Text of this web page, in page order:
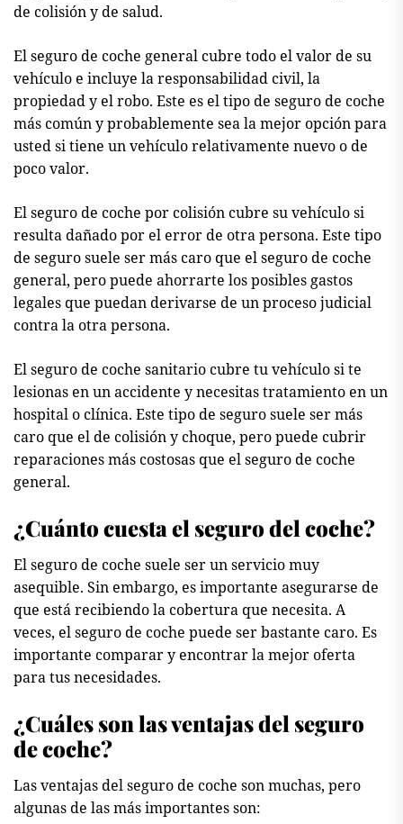
de colisión y de salud.
El seguro de coche general cubre todo el valor de su
vehículo e incluye la responsabilidad civil, la
propiedad y el robo. Este es el tipo de seguro de coche
más común y probablemente sea la mejor opción para
usted si tiene un vehículo relativamente nuevo o de
poco valor.
El seguro de coche por colisión cubre su vehículo si
resulta dañado por el error de otra persona. Este tipo
de seguro suele ser más caro que el seguro de coche
general, pero puede ahorrarte los posibles gastos
legales que puedan derivarse de un proceso judicial
contra la otra persona.
El seguro de coche sanitario cubre tu vehículo si te
lesionas en un accidente y necesitas tratamiento en un
hospital o clínica. Este tipo de seguro suele ser más
caro que el de colisión y choque, pero puede cubrir
reparaciones más costosas que el seguro de coche
general.
¿Cuánto cuesta el seguro del coche?
El seguro de coche suele ser un servicio muy
asequible. Sin embargo, es importante asegurarse de
que está recibiendo la cobertura que necesita. A
veces, el seguro de coche puede ser bastante caro. Es
importante comparar y encontrar la mejor oferta
para tus necesidades.
¿Cuáles son las ventajas del seguro
de coche?
Las ventajas del seguro de coche son muchas, pero
algunas de las más importantes son: